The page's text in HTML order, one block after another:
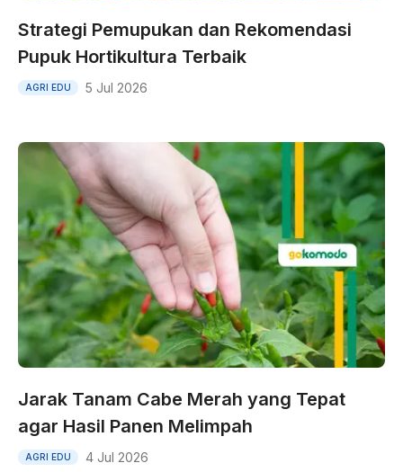
Strategi Pemupukan dan Rekomendasi
Pupuk Hortikultura Terbaik
AGRI EDU 5 Jul 2026
Jarak Tanam Cabe Merah yang Tepat
agar Hasil Panen Melimpah
AGRI EDU 4 Jul 2026